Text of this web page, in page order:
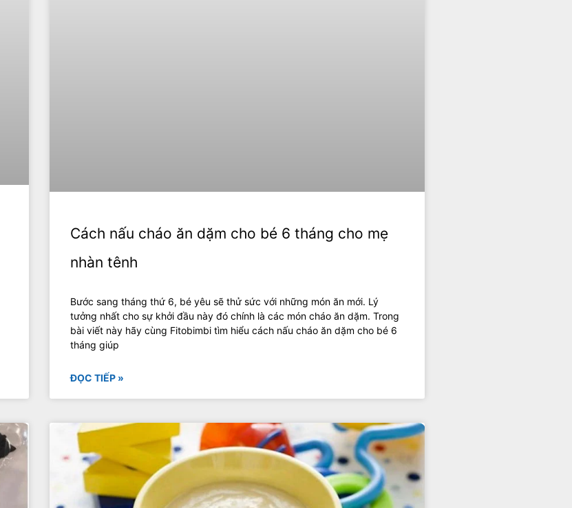
Cách nấu cháo ăn dặm cho bé 6 tháng cho mẹ
nhàn tênh
Bước sang tháng thứ 6, bé yêu sẽ thử sức với những món ăn mới. Lý
tưởng nhất cho sự khởi đầu này đó chính là các món cháo ăn dặm. Trong
bài viết này hãy cùng Fitobimbi tìm hiểu cách nấu cháo ăn dặm cho bé 6
tháng giúp
ĐỌC TIẾP »